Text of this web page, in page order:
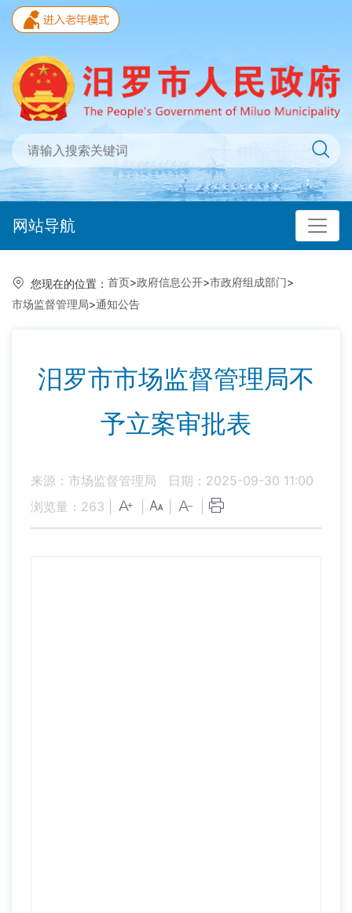
网站导航
您现在的位置： 首页>政府信息公开>市政府组成部门>
市场监督管理局>通知公告
汨罗市市场监督管理局不
予立案审批表
来源：市场监督管理局
日期：2025-09-30 11:00
浏览量： 263